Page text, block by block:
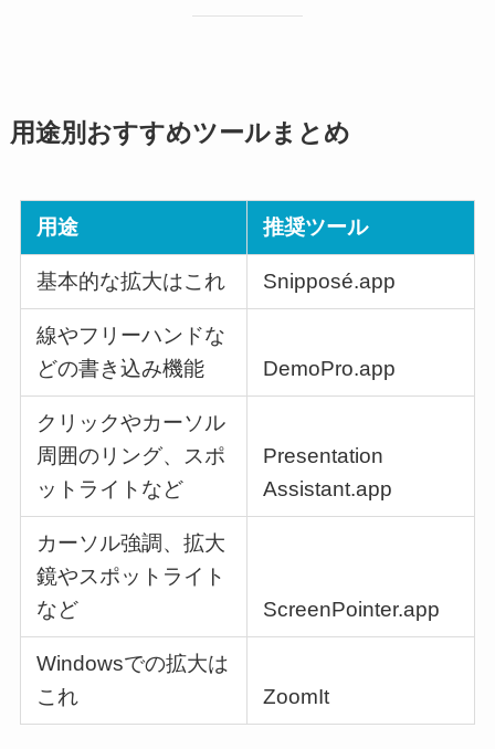
用途別おすすめツールまとめ
用途 推奨ツール
基本的な拡大はこれ Snipposé.app
線やフリーハンドな
どの書き込み機能
DemoPro.app
クリックやカーソル
周囲のリング、スポ
ットライトなど
Presentation
Assistant.app
カーソル強調、拡大
鏡やスポットライト
など
ScreenPointer.app
Windowsでの拡大は
これ
ZoomIt